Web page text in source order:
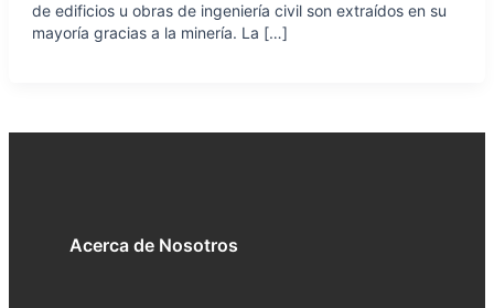
de edificios u obras de ingeniería civil son extraídos en su
mayoría gracias a la minería. La […]
Acerca de Nosotros